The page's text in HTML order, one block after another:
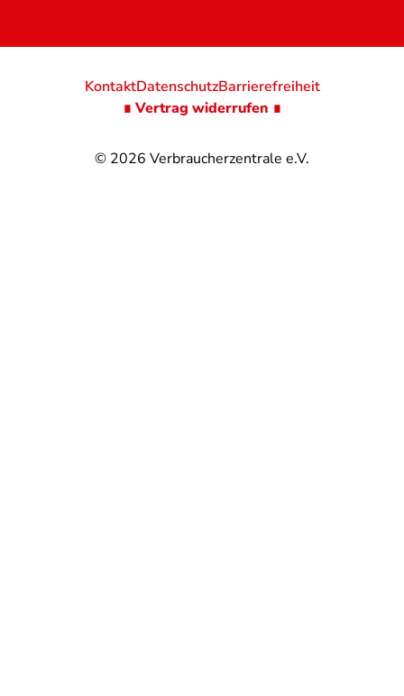
© 2026 Verbraucherzentrale e.V.
KontaktDatenschutzBarrierefreiheit
∎ Vertrag widerrufen ∎